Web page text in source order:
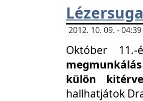
2012. 10. 09. -
Október
külön
hallhatjátok